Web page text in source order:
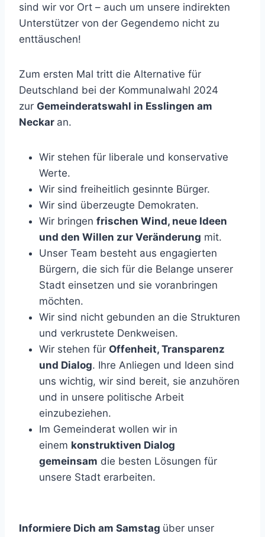
sind wir vor Ort – auch um unsere indirekten
Unterstützer von der Gegendemo nicht zu
enttäuschen!
Zum ersten Mal tritt die Alternative für
Deutschland bei der Kommunalwahl 2024
zur Gemeinderatswahl in Esslingen am
Neckar an.
Wir stehen für liberale und konservative
Werte.
Wir sind freiheitlich gesinnte Bürger.
Wir sind überzeugte Demokraten.
Wir bringen frischen Wind, neue Ideen
und den Willen zur Veränderung mit.
Unser Team besteht aus engagierten
Bürgern, die sich für die Belange unserer
Stadt einsetzen und sie voranbringen
möchten.
Wir sind nicht gebunden an die Strukturen
und verkrustete Denkweisen.
Wir stehen für Offenheit, Transparenz
und Dialog. Ihre Anliegen und Ideen sind
uns wichtig, wir sind bereit, sie anzuhören
und in unsere politische Arbeit
einzubeziehen.
Im Gemeinderat wollen wir in
einem konstruktiven Dialog
gemeinsam die besten Lösungen für
unsere Stadt erarbeiten.
Informiere Dich am Samstag über unser